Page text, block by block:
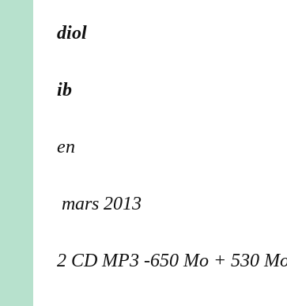
diol
ib
en
mars 2013
2 CD MP3 -650 Mo + 530